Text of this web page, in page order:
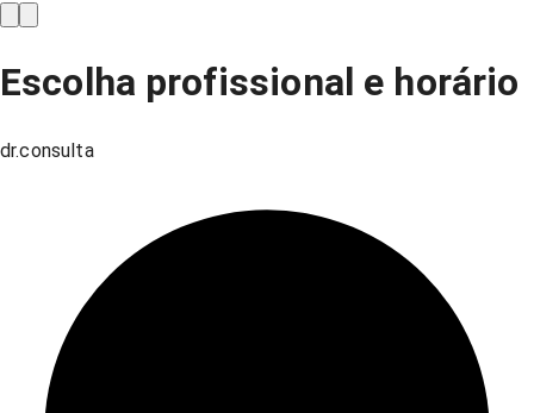
Escolha profissional e horário
dr.consulta